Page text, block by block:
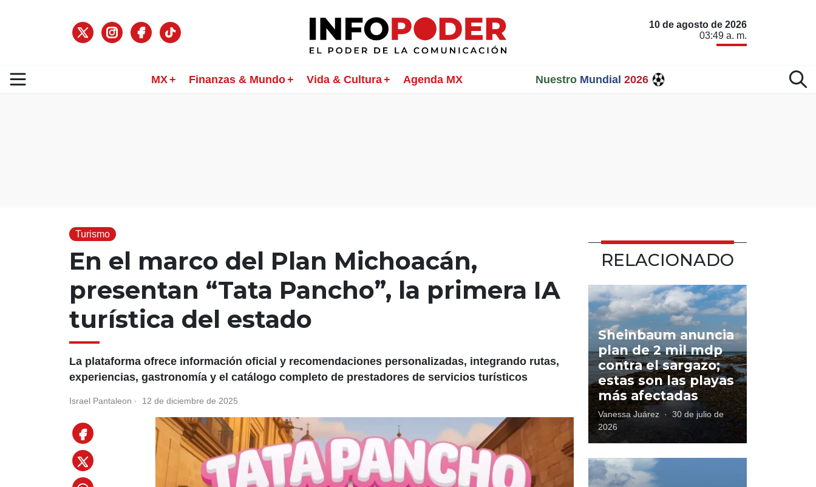
10 de agosto de 2026
03:49 a. m.
MX Finanzas & Mundo Vida & Cultura Agenda MX Nuestro Mundial 2026
Turismo
En el marco del Plan Michoacán,
presentan “Tata Pancho”, la primera IA
turística del estado
La plataforma ofrece información oficial y recomendaciones personalizadas, integrando rutas,
experiencias, gastronomía y el catálogo completo de prestadores de servicios turísticos
Israel Pantaleon · 12 de diciembre de 2025
RELACIONADO
Sheinbaum anuncia
plan de 2 mil mdp
contra el sargazo;
estas son las playas
más afectadas
Vanessa Juárez ·
30 de julio de
2026